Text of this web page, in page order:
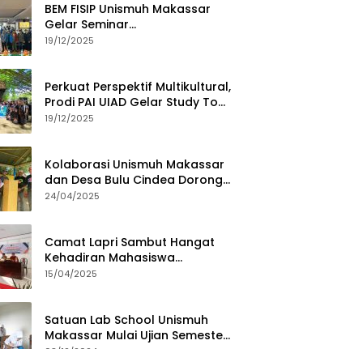
BEM FISIP Unismuh Makassar
Gelar Seminar
Keperempuanan, Bahas
19/12/2025
Perkuat Perspektif Multikultural,
Prodi PAI UIAD Gelar Study Tour
ke Kajang
19/12/2025
Kolaborasi Unismuh Makassar
dan Desa Bulu Cindea Dorong
Sentra Garam Industri
24/04/2025
Camat Lapri Sambut Hangat
Kehadiran Mahasiswa
PoltekMu
15/04/2025
Satuan Lab School Unismuh
Makassar Mulai Ujian Semester,